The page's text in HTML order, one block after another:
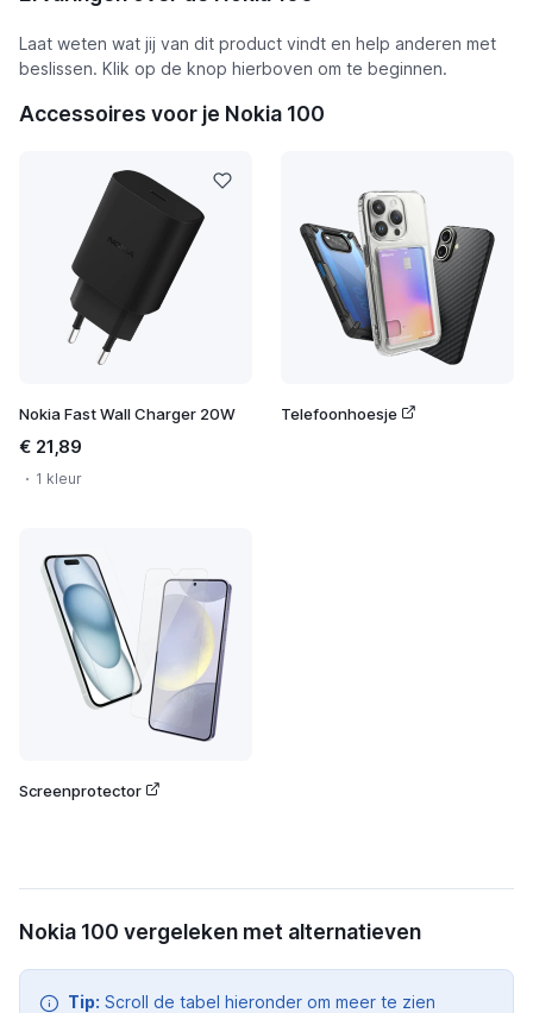
Laat weten wat jij van dit product vindt en help anderen met
beslissen. Klik op de knop hierboven om te beginnen.
Accessoires voor je Nokia 100
Nokia Fast Wall Charger 20W
€ 21,89
1 kleur
Telefoonhoesje
Screenprotector
Nokia 100 vergeleken met alternatieven
Tip: Scroll de tabel hieronder om meer te zien